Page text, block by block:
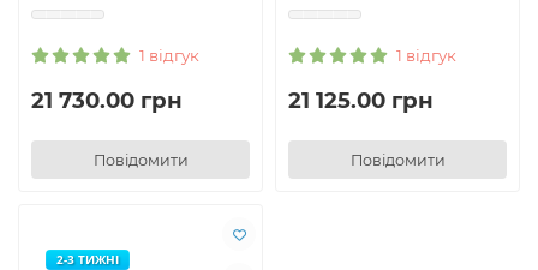
1 відгук
21 730.00 грн
Повідомити
1 відгук
21 125.00 грн
Повідомити
2-3 ТИЖНІ